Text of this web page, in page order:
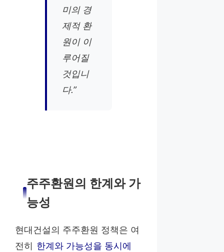
미의 경
제적 환
원이 이
루어질
것입니
다.”
주주환원의 한계와 가
능성
현대건설의 주주환원 정책은 여
전히 한계와 가능성을 동시에